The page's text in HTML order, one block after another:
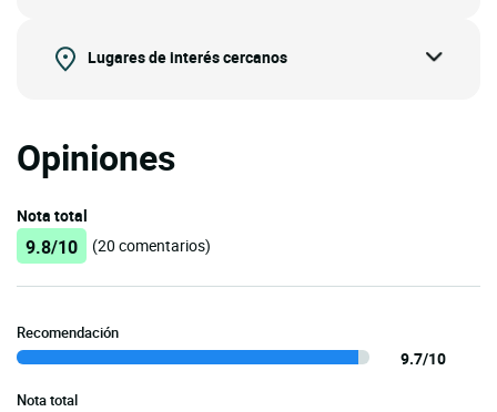
Lugares de interés cercanos
Opiniones
Nota total
9.8/10 (20 comentarios)
Recomendación
9.7/10
Nota total